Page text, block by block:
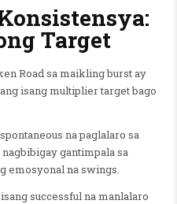
Target
Road sa maikling burst ay
isang multiplier target bago
na paglalaro sa
gantimpala sa
emosyonal na swings.
successful na manlalaro